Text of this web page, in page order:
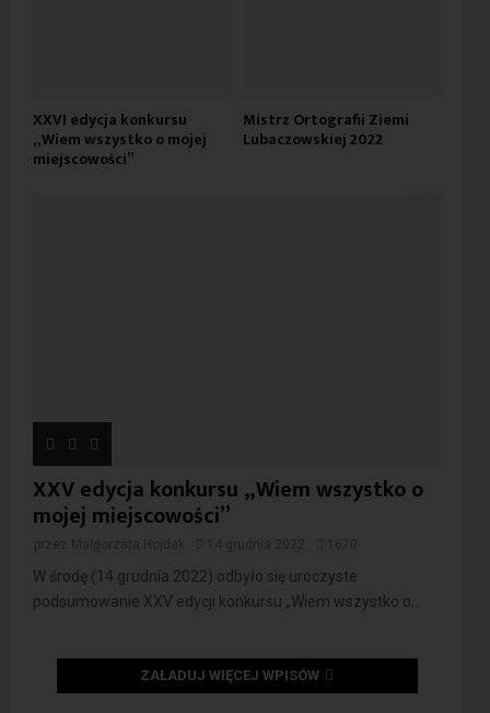
XXVI edycja konkursu
„Wiem wszystko o mojej
miejscowości”
Mistrz Ortografii Ziemi
Lubaczowskiej 2022
XXV edycja konkursu „Wiem wszystko o
mojej miejscowości”
W środę (14 grudnia 2022) odbyło się uroczyste
podsumowanie XXV edycji konkursu „Wiem wszystko o...
ZAŁADUJ WIĘCEJ WPISÓW